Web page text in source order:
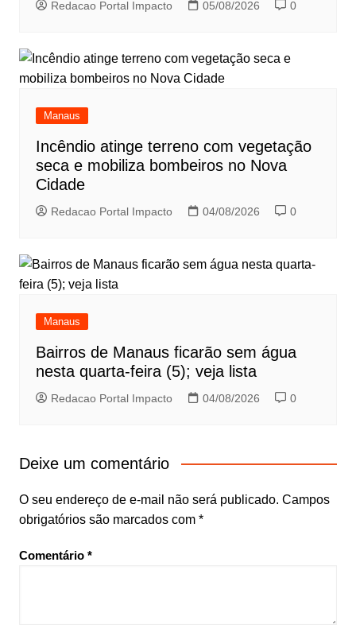
Redacao Portal Impacto 05/08/2026 0
Manaus
Incêndio atinge terreno com vegetação
seca e mobiliza bombeiros no Nova
Cidade
Redacao Portal Impacto 04/08/2026 0
Manaus
Bairros de Manaus ficarão sem água
nesta quarta-feira (5); veja lista
Redacao Portal Impacto 04/08/2026 0
Deixe um comentário
O seu endereço de e-mail não será publicado. Campos
obrigatórios são marcados com *
Comentário *